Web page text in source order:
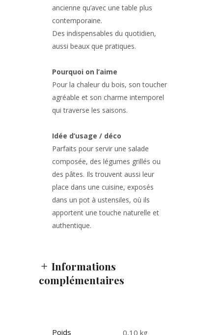
ancienne qu’avec une table plus
contemporaine.
Des indispensables du quotidien,
aussi beaux que pratiques.
Pourquoi on l’aime
Pour la chaleur du bois, son toucher
agréable et son charme intemporel
qui traverse les saisons.
Idée d’usage / déco
Parfaits pour servir une salade
composée, des légumes grillés ou
des pâtes. Ils trouvent aussi leur
place dans une cuisine, exposés
dans un pot à ustensiles, où ils
apportent une touche naturelle et
authentique.
Informations
complémentaires
Poids 0,10 kg